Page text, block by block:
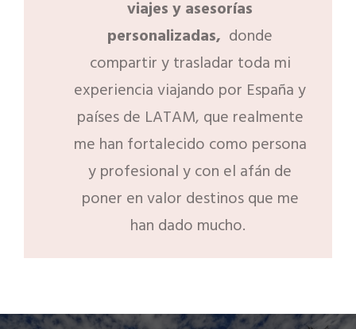
viajes y asesorías
personalizadas, donde
compartir y trasladar toda mi
experiencia viajando por España y
países de LATAM, que realmente
me han fortalecido como persona
y profesional y con el afán de
poner en valor destinos que me
han dado mucho.